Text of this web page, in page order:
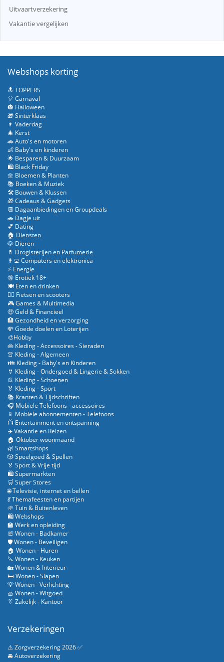
Uitvaartverzekering
Vakantie vergelijken
Webshops korting
🔝 TOPPERS
🎈 Carnaval
🎃 Halloween
🎁 Sinterklaas
👨 Vaderdag
🎄 Kerst
🚗 Auto's en motoren
👶 Baby's en kinderen
🌟 Besparen & Duurzaam
🛍️ Black Friday
🌼 Bloemen & Planten
📚 Boeken & Muziek
🛠️ Bouwen & Klussen
🎁 Cadeaus & Gadgets
📆 Dagaanbiedingen en Groupdeals
🚗 Dagje uit
💕 Dating
🏠 Diensten
🐶 Dieren
💊 Drogisterijen en Parfumerie
👨‍💻 Computers en elektronica
⚡ Energie
🔞 Erotiek 18+
🍽️ Eten en drinken
🚴‍♂️ Fietsen en scooters
🎮 Games & Multimedia
🤑 Geld & Financieel
🏥 Gezondheid en verzorging
💸 Goede doelen en Loterijen
🎨Hobby
👜 Kleding - Accessoires - Sieraden
👚 Kleding - Algemeen
👪 Kleding - Baby's en Kinderen
👙 Kleding - Ondergoed & Lingerie & Sokken
👢 Kleding - Schoenen
🏅 Kleding - Sport
📚 Kranten & Tijdschriften
🎧 Mobiele Telefoons - accessoires
📱 Mobiele abonnementen - Telefoons
📺 Entertainment en ontspanning
✈️ Vakantie en Reizen
🏠 Oktober woonmaand
🌿 Smartshops
🎲 Speelgoed & Spellen
🏅 Sport & Vrije tijd
🛍️ Supermarkten
🛒 Super Stores
🌐 Televisie, internet en bellen
💃 Themafeesten en partijen
🌱 Tuin & Buitenleven
🛍️ Webshops
🏫 Werk en opleiding
🛀 Wonen - Badkamer
🛡️ Wonen - Beveiligen
🏠 Wonen - Huren
🔪 Wonen - Keuken
🏡 Wonen & Interieur
🛏️ Wonen - Slapen
💡 Wonen - Verlichting
🧺 Wonen - Witgoed
👔 Zakelijk - Kantoor
Verzekeringen
⚠️ Zorgverzekering 2026 ✅
🚘 Autoverzekering